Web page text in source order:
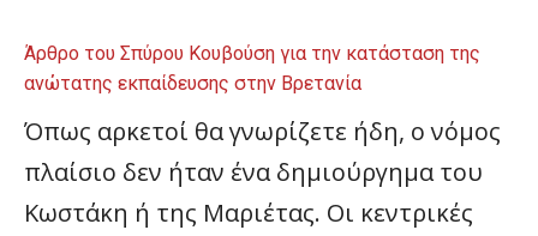
Άρθρο του Σπύρου Κουβούση για την κατάσταση της
ανώτατης εκπαίδευσης στην Βρετανία
Όπως αρκετοί θα γνωρίζετε ήδη, ο νόμος
πλαίσιο δεν ήταν ένα δημιούργημα του
Κωστάκη ή της Μαριέτας. Οι κεντρικές